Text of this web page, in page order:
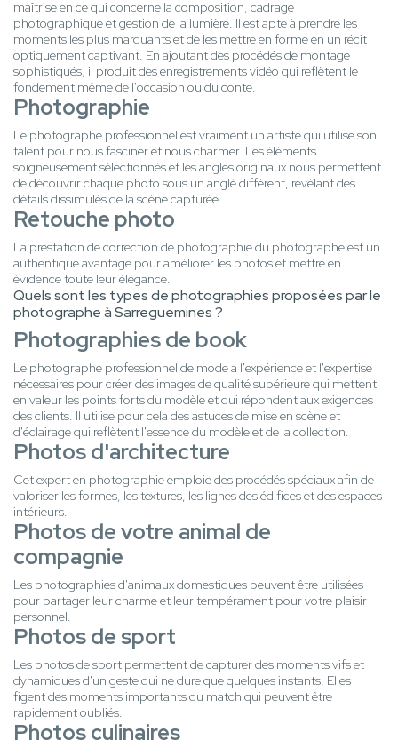
maîtrise en ce qui concerne la composition, cadrage
photographique et gestion de la lumière. Il est apte à prendre les
moments les plus marquants et de les mettre en forme en un récit
optiquement captivant. En ajoutant des procédés de montage
sophistiqués, il produit des enregistrements vidéo qui reflètent le
fondement même de l'occasion ou du conte.
Photographie
Le photographe professionnel est vraiment un artiste qui utilise son
talent pour nous fasciner et nous charmer. Les éléments
soigneusement sélectionnés et les angles originaux nous permettent
de découvrir chaque photo sous un anglé différent, révélant des
détails dissimulés de la scène capturée.
Retouche photo
La prestation de correction de photographie du photographe est un
authentique avantage pour améliorer les photos et mettre en
évidence toute leur élégance.
Quels sont les types de photographies proposées par le
photographe à Sarreguemines ?
Photographies de book
Le photographe professionnel de mode a l'expérience et l'expertise
nécessaires pour créer des images de qualité supérieure qui mettent
en valeur les points forts du modèle et qui répondent aux exigences
des clients. Il utilise pour cela des astuces de mise en scène et
d'éclairage qui reflètent l'essence du modèle et de la collection.
Photos d'architecture
Cet expert en photographie emploie des procédés spéciaux afin de
valoriser les formes, les textures, les lignes des édifices et des espaces
intérieurs.
Photos de votre animal de
compagnie
Les photographies d'animaux domestiques peuvent être utilisées
pour partager leur charme et leur tempérament pour votre plaisir
personnel.
Photos de sport
Les photos de sport permettent de capturer des moments vifs et
dynamiques d'un geste qui ne dure que quelques instants. Elles
figent des moments importants du match qui peuvent être
rapidement oubliés.
Photos culinaires